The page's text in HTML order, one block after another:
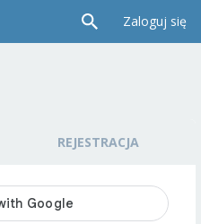
Zaloguj się
REJESTRACJA